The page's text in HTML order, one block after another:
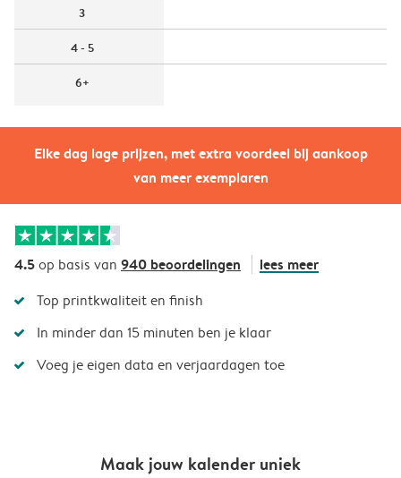
Elke dag lage prijzen, met extra voordeel bij aankoop
van meer exemplaren
3
4 - 5
6+
4.5op basis van 940 beoordelingen lees meer
Top printkwaliteit en finish
In minder dan 15 minuten ben je klaar
Voeg je eigen data en verjaardagen toe
Maak jouw kalender uniek